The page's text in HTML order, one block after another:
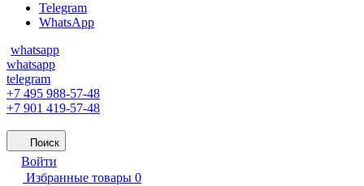
Telegram
WhatsApp
whatsapp
whatsapp
telegram
+7 495 988-57-48
+7 901 419-57-48
Поиск
Войти
Избранные товары 0